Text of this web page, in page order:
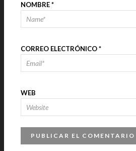
NOMBRE*
CORREO ELECTRÓNICO*
WEB